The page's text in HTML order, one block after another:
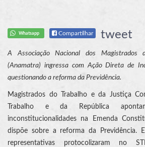
Whatsapp Compartilhar tweet
A Associação Nacional dos Magistrados
(Anamatra) ingressa com Ação Direta de
questionando a reforma da Previdência.
Magistrados do Trabalho e da Justiça
Trabalho e da República
inconstitucionalidades na Emenda
dispõe sobre a reforma da Previdência.
representativas protocolizaram no